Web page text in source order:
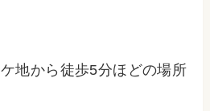
地から徒歩5分ほどの場所